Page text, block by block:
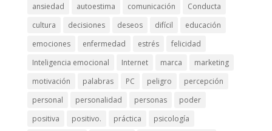
ansiedad
autoestima comunicación
Conducta
cultura
decisiones deseos difícil
educación
emociones
enfermedad estrés
felicidad
Inteligencia emocional
Internet marca
marketing
motivación
palabras PC peligro
percepción
personal
personalidad personas
poder
positiva
positivo. práctica
psicología